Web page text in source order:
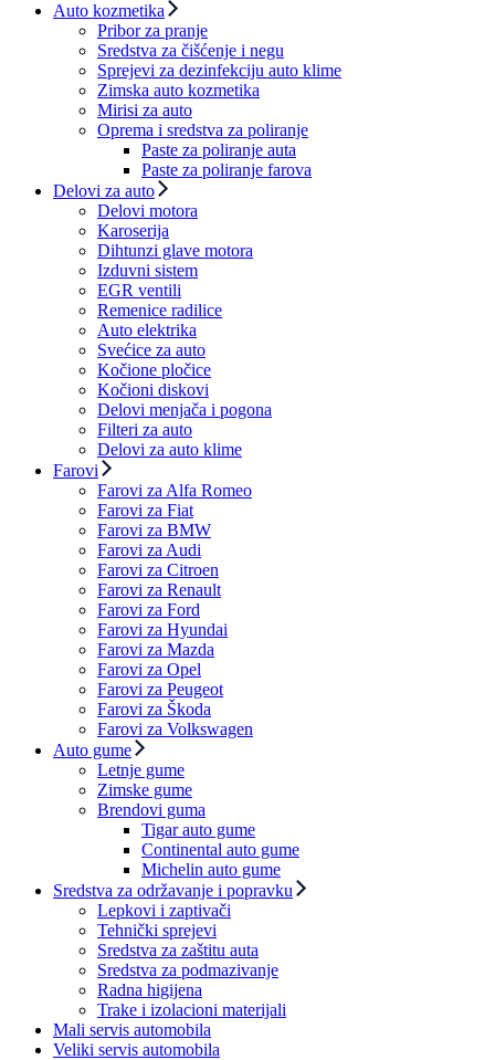
Auto kozmetika
Pribor za pranje
Sredstva za čišćenje i negu
Sprejevi za dezinfekciju auto klime
Zimska auto kozmetika
Mirisi za auto
Oprema i sredstva za poliranje
Paste za poliranje auta
Paste za poliranje farova
Delovi za auto
Delovi motora
Karoserija
Dihtunzi glave motora
Izduvni sistem
EGR ventili
Remenice radilice
Auto elektrika
Svećice za auto
Kočione pločice
Kočioni diskovi
Delovi menjača i pogona
Filteri za auto
Delovi za auto klime
Farovi
Farovi za Alfa Romeo
Farovi za Fiat
Farovi za BMW
Farovi za Audi
Farovi za Citroen
Farovi za Renault
Farovi za Ford
Farovi za Hyundai
Farovi za Mazda
Farovi za Opel
Farovi za Peugeot
Farovi za Škoda
Farovi za Volkswagen
Auto gume
Letnje gume
Zimske gume
Brendovi guma
Tigar auto gume
Continental auto gume
Michelin auto gume
Sredstva za održavanje i popravku
Lepkovi i zaptivači
Tehnički sprejevi
Sredstva za zaštitu auta
Sredstva za podmazivanje
Radna higijena
Trake i izolacioni materijali
Mali servis automobila
Veliki servis automobila